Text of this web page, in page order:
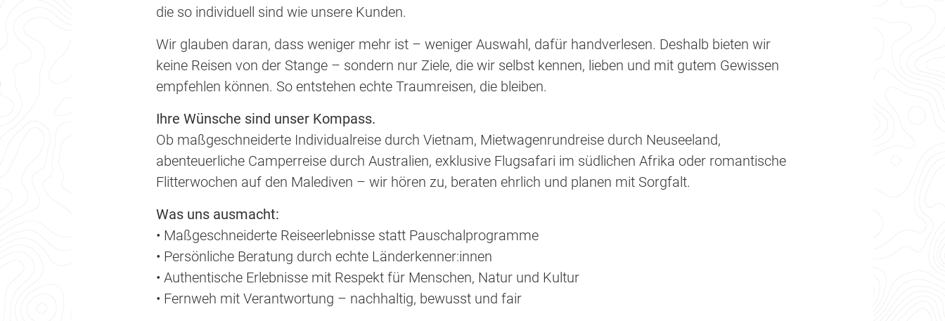
die so individuell sind wie unsere Kunden.
Wir glauben daran, dass weniger mehr ist – weniger Auswahl, dafür handverlesen. Deshalb bieten wir
keine Reisen von der Stange – sondern nur Ziele, die wir selbst kennen, lieben und mit gutem Gewissen
empfehlen können. So entstehen echte Traumreisen, die bleiben.
Ihre Wünsche sind unser Kompass.
Ob maßgeschneiderte Individualreise durch Vietnam, Mietwagenrundreise durch Neuseeland,
abenteuerliche Camperreise durch Australien, exklusive Flugsafari im südlichen Afrika oder romantische
Flitterwochen auf den Malediven – wir hören zu, beraten ehrlich und planen mit Sorgfalt.
Was uns ausmacht:
• Maßgeschneiderte Reiseerlebnisse statt Pauschalprogramme
• Persönliche Beratung durch echte Länderkenner:innen
• Authentische Erlebnisse mit Respekt für Menschen, Natur und Kultur
• Fernweh mit Verantwortung – nachhaltig, bewusst und fair